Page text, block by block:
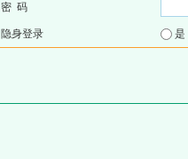
密 码
隐身登录